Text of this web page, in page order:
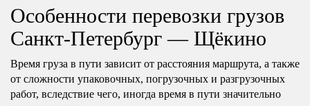
Особенности перевозки грузов
Санкт-Петербург — Щёкино
Время груза в пути зависит от расстояния маршрута, а также
от сложности упаковочных, погрузочных и разгрузочных
работ, вследствие чего, иногда время в пути значительно